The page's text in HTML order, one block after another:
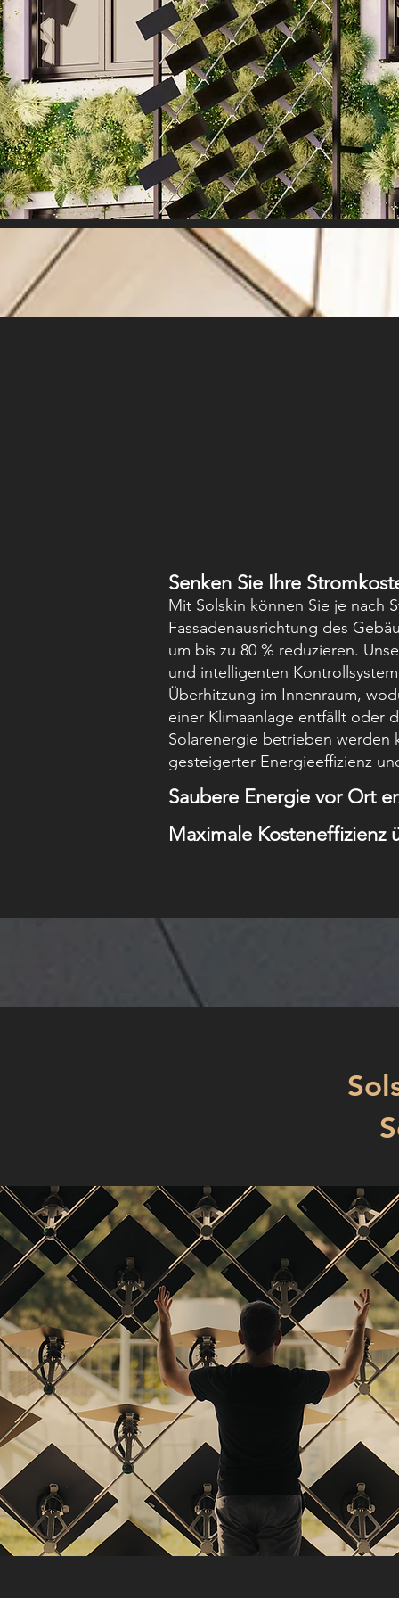
Senken Sie Ihre
Mit Solskin können Sie je nach
Fassadenausrichtung des
um bis zu 80 % reduzieren.
und intelligenten
Überhitzung im Innenraum,
einer Klimaanlage entfällt oder
Solarenergie betrieben werden
gesteigerter Energieeffizienz
Saubere Energie vor Ort
Maximale Kosteneffizienz